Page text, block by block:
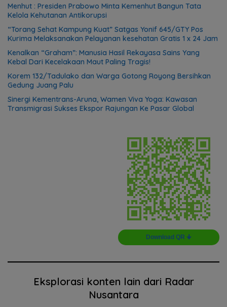
Menhut : Presiden Prabowo Minta Kemenhut Bangun Tata
Kelola Kehutanan Antikorupsi
“Torang Sehat Kampung Kuat” Satgas Yonif 645/GTY Pos
Kurima Melaksanakan Pelayanan kesehatan Gratis 1 x 24 Jam
Kenalkan “Graham”: Manusia Hasil Rekayasa Sains Yang
Kebal Dari Kecelakaan Maut Paling Tragis!
Korem 132/Tadulako dan Warga Gotong Royong Bersihkan
Gedung Juang Palu
Sinergi Kementrans-Aruna, Wamen Viva Yoga: Kawasan
Transmigrasi Sukses Ekspor Rajungan Ke Pasar Global
Download QR 🠋
Eksplorasi konten lain dari Radar
Nusantara